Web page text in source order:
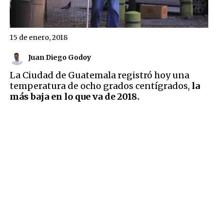
Juan Diego Godoy
15 de enero, 2018
La Ciudad de Guatemalaregistró hoy una
temperatura de ocho grados centígrados, la
más baja en lo que va de 2018.